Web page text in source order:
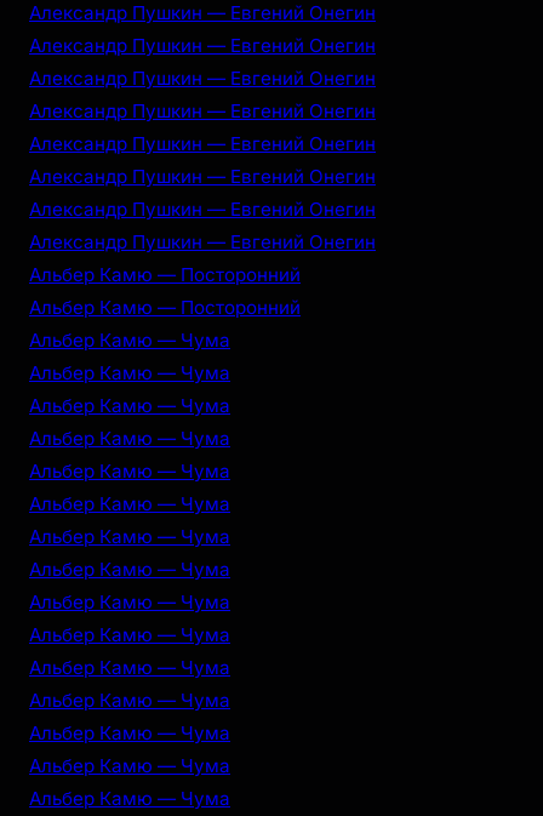
Александр Пушкин — Евгений Онегин
Александр Пушкин — Евгений Онегин
Александр Пушкин — Евгений Онегин
Александр Пушкин — Евгений Онегин
Александр Пушкин — Евгений Онегин
Александр Пушкин — Евгений Онегин
Александр Пушкин — Евгений Онегин
Александр Пушкин — Евгений Онегин
Альбер Камю — Посторонний
Альбер Камю — Посторонний
Альбер Камю — Чума
Альбер Камю — Чума
Альбер Камю — Чума
Альбер Камю — Чума
Альбер Камю — Чума
Альбер Камю — Чума
Альбер Камю — Чума
Альбер Камю — Чума
Альбер Камю — Чума
Альбер Камю — Чума
Альбер Камю — Чума
Альбер Камю — Чума
Альбер Камю — Чума
Альбер Камю — Чума
Альбер Камю — Чума